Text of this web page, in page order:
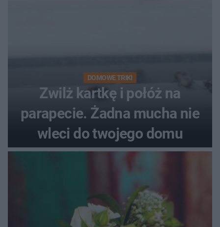
DOMOWE TRIKI
Zwilż kartkę i połóż na
parapecie. Żadna mucha nie
wleci do twojego domu